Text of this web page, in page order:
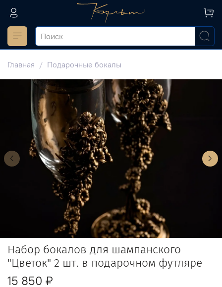
Главная Подарочные бокалы
Набор бокалов для шампанского
"Цветок" 2 шт. в подарочном футляре
15 850 ₽